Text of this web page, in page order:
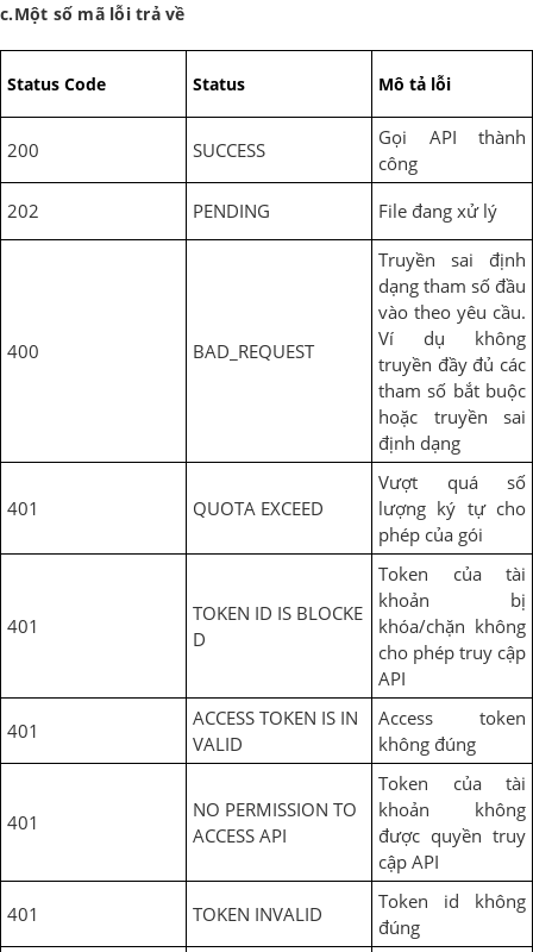
c.Một số mã lỗi trả về
Status Code Status Mô tả lỗi
200 SUCCESS
Gọi API thành
công
202
PENDING File đang xử lý
400 BAD_REQUEST
Truyền sai định
dạng tham số đầu
vào theo yêu cầu.
Ví dụ không
truyền đầy đủ các
tham số bắt buộc
hoặc truyền sai
định dạng
401 QUOTA EXCEED
Vượt quá số
lượng ký tự cho
phép của gói
401
TOKEN ID IS BLOCKE
D
Token của tài
khoản bị
khóa/chặn không
cho phép truy cập
API
401
ACCESS TOKEN IS IN
VALID
Access token
không đúng
401
NO PERMISSION TO
ACCESS API
Token của tài
khoản không
được quyền truy
cập API
401 TOKEN INVALID
Token id không
đúng